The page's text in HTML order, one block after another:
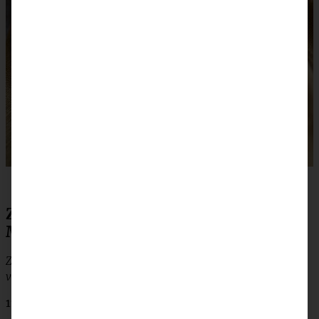
Zutaten Mirabellen-Käsekuchen mit
Mandel-Haferflocken-Streuseln
Zutaten für eine Form von 24 × 32 cm (oder eine Springform
von 26 – 28 cm):
175 g feine Haferflocken